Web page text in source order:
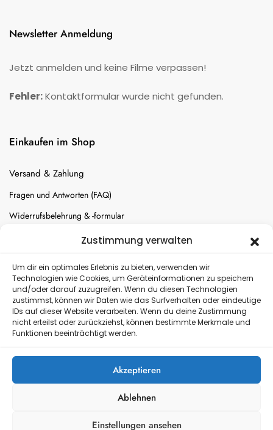
Zustimmung verwalten
Um dir ein optimales Erlebnis zu bieten, verwenden wir
Technologien wie Cookies, um Geräteinformationen zu speichern
und/oder darauf zuzugreifen. Wenn du diesen Technologien
zustimmst, können wir Daten wie das Surfverhalten oder eindeutige
IDs auf dieser Website verarbeiten. Wenn du deine Zustimmung
nicht erteilst oder zurückziehst, können bestimmte Merkmale und
Funktionen beeinträchtigt werden.
Akzeptieren
Ablehnen
Einstellungen ansehen
Newsletter Anmeldung
Jetzt anmelden und keine Filme verpassen!
Fehler:Kontaktformular wurde nicht gefunden.
Einkaufen im Shop
Versand & Zahlung
Fragen und Antworten (FAQ)
Widerrufsbelehrung & -formular
Batterien-Entsorgung
Versand
Kostenloser Rückversand